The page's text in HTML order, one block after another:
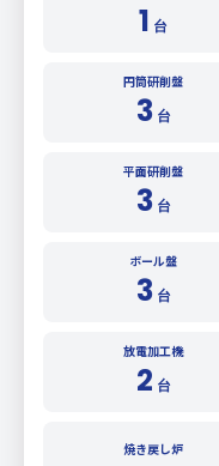
1 台
円筒研削盤
3台
平面研削盤
3台
ボール盤
3台
放電加工機
2 台
焼き戻し炉